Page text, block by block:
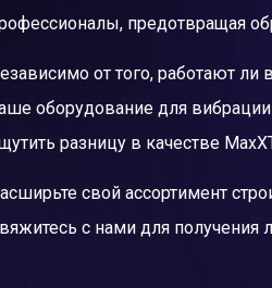
предотвращая
от того, работают
оборудование для
разницу в качестве
свой ассортимент
с нами для получения